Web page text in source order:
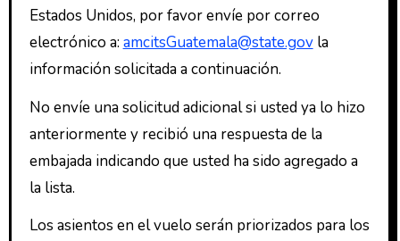
Estados Unidos, por favor envíe por correo
electrónico a: amcitsGuatemala@state.govla
información solicitada a continuación.
No envíe una solicitud adicional si usted ya lo hizo
anteriormente y recibió una respuesta de la
embajada indicando que usted ha sido agregado a
la lista.
Los asientos en el vuelo serán priorizados para los